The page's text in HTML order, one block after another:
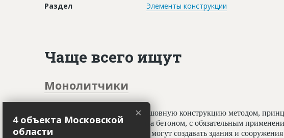
Раздел Элементы конструкции
Чаще всего ищут
Монолитчики
Специалисты, создающие бесшовную конструкцию методом,
принципу заливки фундамента бетоном, с обязательным
профессионалы-монолитчики могут создавать здания и
×
4 объекта Московской
области